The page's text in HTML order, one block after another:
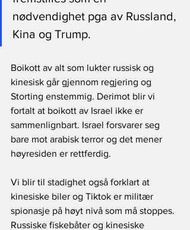
nødvendighet pga av Russland,
Kina og Trump.
Boikott av alt som lukter russisk og
kinesisk går gjennom regjering og
Storting enstemmig. Derimot blir vi
fortalt at boikott av Israel ikke er
sammenlignbart. Israel forsvarer seg
bare mot arabisk terror og det mener
høyresiden er rettferdig.
Vi blir til stadighet også forklart at
kinesiske biler og Tiktok er militær
spionasje på høyt nivå som må stoppes.
Russiske fiskebåter og kinesiske